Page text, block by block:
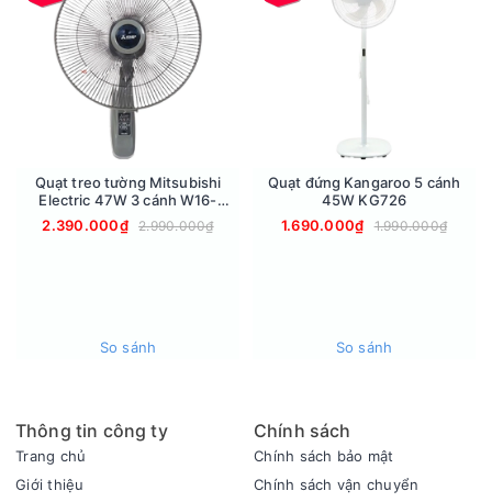
nhau.
tạo ra luồng gió mạnh mẽ và ổn định. Lưu lượng gió đạt
khoảng 133.3 m³/phút giúp không khí được lưu thông tốt và
mang lại cảm giác mát mẻ dễ chịu.
Quạt treo tường Mitsubishi
Electric 47W 3 cánh W16-
RACY-GY
2.390.000₫ 2.990.000₫
So sánh
Quạt đứng Kangaroo 5 cánh
45W KG726
1.690.000₫
1.990.000₫
So sánh
Thông tin công ty
Trang chủ
Giới thiệu
Chính sách
Chính sách bảo mật
Chính sách vận chuyển